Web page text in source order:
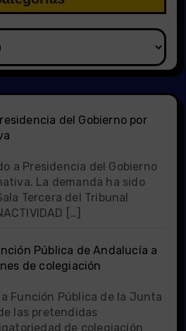
del Gobierno por
a Presidencia del Gobierno
La demanda ha sido
Tercera del Tribunal
[…]
Pública de Andalucía a
de colegiación
Función Pública de la Junta
las pretendidas
de colegiación